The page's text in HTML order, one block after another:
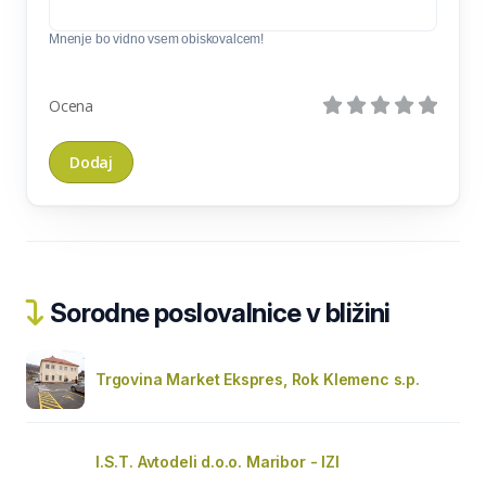
Mnenje bo vidno vsem obiskovalcem!
Ocena
Sorodne poslovalnice v bližini
Trgovina Market Ekspres, Rok Klemenc s.p.
I.S.T. Avtodeli d.o.o. Maribor - IZI